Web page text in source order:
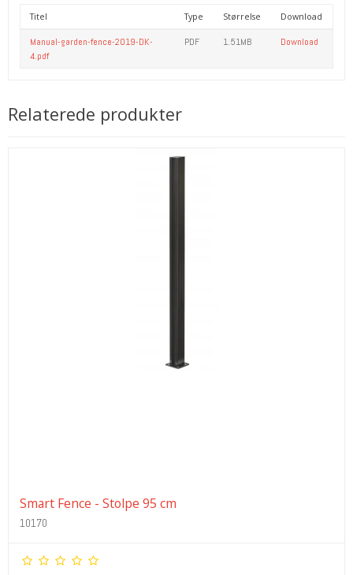
Titel Type Størrelse Download
Manual-garden-fence-2019-DK-
4.pdf
PDF 1.51MB Download
Relaterede produkter
Smart Fence - Stolpe 95 cm
10170